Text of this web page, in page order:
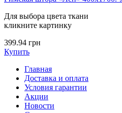
Для выбора цвета ткани
кликните картинку
399.94 грн
Купить
Главная
Доставка и оплата
Условия гарантии
Акции
Новости